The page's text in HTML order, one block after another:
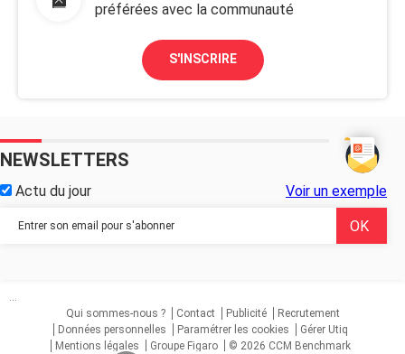
préférées avec la communauté
S'INSCRIRE
NEWSLETTERS
Actu du jour Voir un exemple
...
Qui sommes-nous ?
Contact Publicité
Recrutement
Données personnelles
Paramétrer les cookies
Gérer Utiq
Mentions légales
Groupe Figaro © 2026 CCM Benchmark